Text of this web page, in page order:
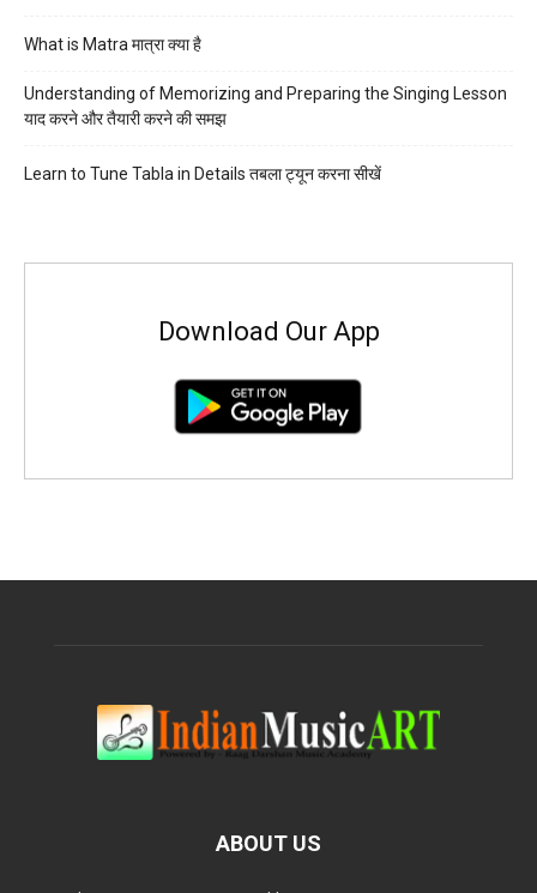
What is Matra मात्रा क्या है
Understanding of Memorizing and Preparing the Singing Lesson
याद करने और तैयारी करने की समझ
Learn to Tune Tabla in Details तबला ट्यून करना सीखें
Download Our App
ABOUT US